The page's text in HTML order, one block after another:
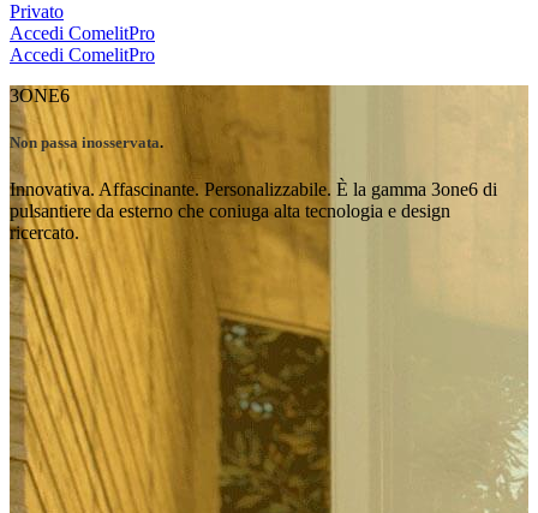
Privato
Accedi ComelitPro
Accedi ComelitPro
3ONE6
Non passa inosservata.
Innovativa. Affascinante. Personalizzabile. È la gamma 3one6 di
pulsantiere da esterno che coniuga alta tecnologia e design
ricercato.